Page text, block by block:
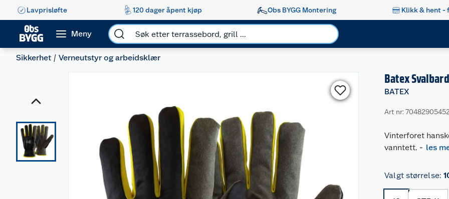
Lavprisløfte 120 dager åpent kjøp Obs BYGG Montering Klikk & hent -
Meny
Sikkerhet Verneutstyr og arbeidsklær
Batex
BATEX
Art nr:
Vinterforet
vanntett. - les
Valgt størrelse: